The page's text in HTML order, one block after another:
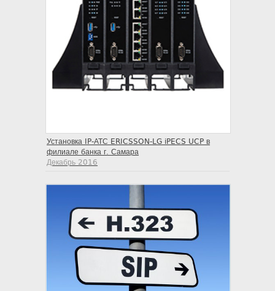
Установка IP-АТС ERICSSON-LG iPECS UCP в
филиале банка г. Самара
Декабрь 2016